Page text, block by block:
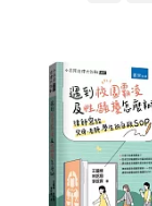
林大利(2)
江勻楷(2)
農業部林
大塊文化